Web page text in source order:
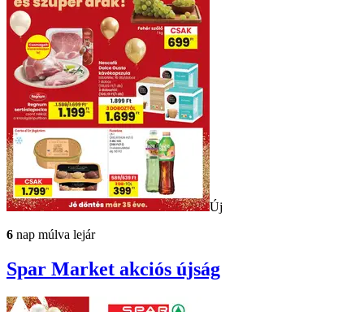
Új
6 nap múlva lejár
Spar Market akciós újság